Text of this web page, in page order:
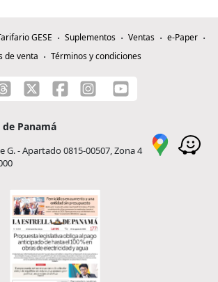
GESE Suplementos Ventas
e-Paper
de venta
Términos y condiciones
Panamá
G. - Apartado 0815-00507, Zona 4